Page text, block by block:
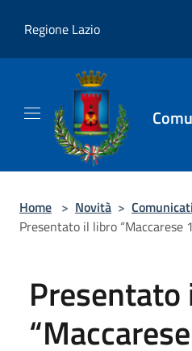
Regione Lazio
Home > Novità > Comunicati
Presentato il libro “Maccarese